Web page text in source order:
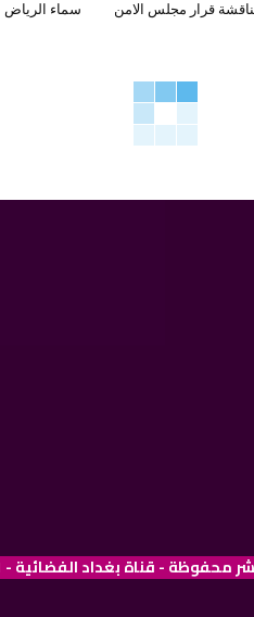
سماء الرياض
قرار مجلس الامن
- قناة بغداد الفضائية - 2021